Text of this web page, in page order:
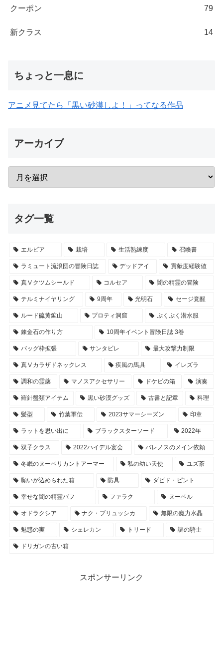
クーポン 79
新クラス 14
ちょっと一息に
アニメ見てたら「黒い砂漠しよ！」ってなる作品
アーカイブ
タグ一覧
エルビア 栽培 生活熟練度 召喚書
ラミュート流浪団の冒険日誌 デッドアイ 貢献度経験値
真Ⅴクツムシールド コルセア 闇の精霊の冒険
テルミナイヤリング 9周年 光明石 セージ覚醒
ルード硫黄鉱山 プロティ洞窟 ぷくぷく潜水服
錬金石の作り方 10周年イベント冒険日誌 3巻
バッグ枠拡張 サンタビレ 最大攻撃力制限
真Ⅴカラザドネックレス 疾風の馬具 イレズラ
調和の霊薬 マノスアクセサリー ドケビの箱 演奏
羅針盤類アイテム 黒い砂漠グッズ 古書と記章 料理
髪型 竹葉軍伝 2023サマーシーズン 印章
ラットを思い出に ブラックスターソード 2022年
双子クラス 2022ハイデル宴会 バレノスのメイン依頼
冬眠のヌーベリカントアーマー 私の幼い天使 ユズ茶
願いが込められた箱 防具 ダビド・ピント
幸せな闇の精霊バフ ファラク ヌーベル
オドラクシア ナク・ブリュッシカ 無限の魔力水晶
魅惑の実 シェレカン トリード 謎の騎士
ドリガンの古い箱
スポンサーリンク